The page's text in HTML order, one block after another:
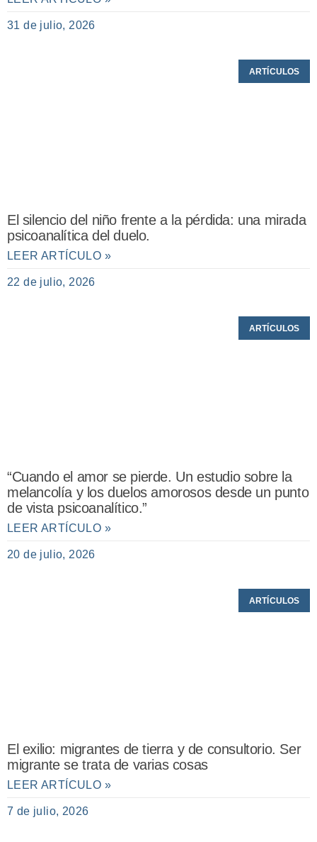
31 de julio, 2026
ARTÍCULOS
El silencio del niño frente a la pérdida: una mirada
psicoanalítica del duelo.
LEER ARTÍCULO »
22 de julio, 2026
ARTÍCULOS
“Cuando el amor se pierde. Un estudio sobre la
melancolía y los duelos amorosos desde un punto
de vista psicoanalítico.”
LEER ARTÍCULO »
20 de julio, 2026
ARTÍCULOS
El exilio: migrantes de tierra y de consultorio. Ser
migrante se trata de varias cosas
LEER ARTÍCULO »
7 de julio, 2026